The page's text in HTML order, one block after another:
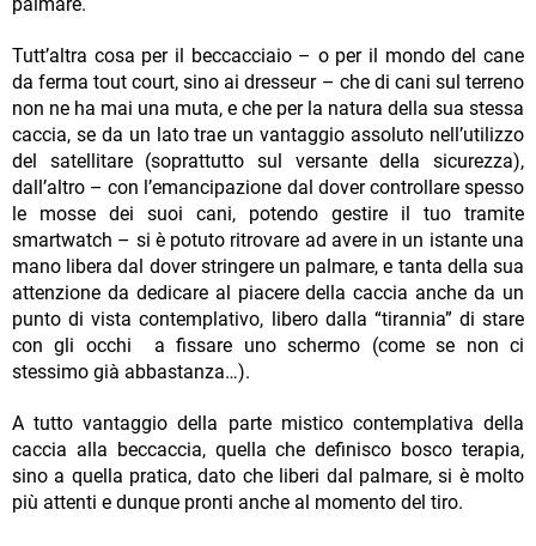
Tutt’altra cosa per il beccacciaio – o per il mondo del cane
da ferma tout court, sino ai dresseur – che di cani sul terreno
non ne ha mai una muta, e che per la natura della sua stessa
caccia, se da un lato trae un vantaggio assoluto nell’utilizzo
del satellitare (soprattutto sul versante della sicurezza),
dall’altro – con l’emancipazione dal dover controllare spesso
le mosse dei suoi cani, potendo gestire il tuo tramite
smartwatch – si è potuto ritrovare ad avere in un istante una
mano libera dal dover stringere un palmare, e tanta della sua
attenzione da dedicare al piacere della caccia anche da un
punto di vista contemplativo, libero dalla “tirannia” di stare
con gli occhi a fissare uno schermo (come se non ci
stessimo già abbastanza…).
A tutto vantaggio della parte mistico contemplativa della
caccia alla beccaccia, quella che definisco bosco terapia,
sino a quella pratica, dato che liberi dal palmare, si è molto
più attenti e dunque pronti anche al momento del tiro.